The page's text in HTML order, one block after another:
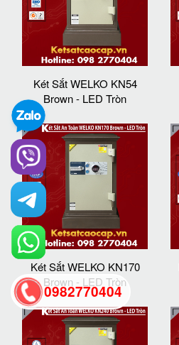
Két Sắt WELKO KN54
Brown - LED Tròn
Két Sắt WELKO KN170
Brown - LED Tròn
0982770404